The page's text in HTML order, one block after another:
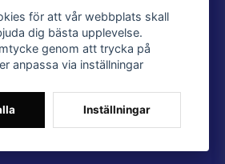
för att vår webbplats skall
dig bästa upplevelse.
genom att trycka på
anpassa via inställningar
Inställningar